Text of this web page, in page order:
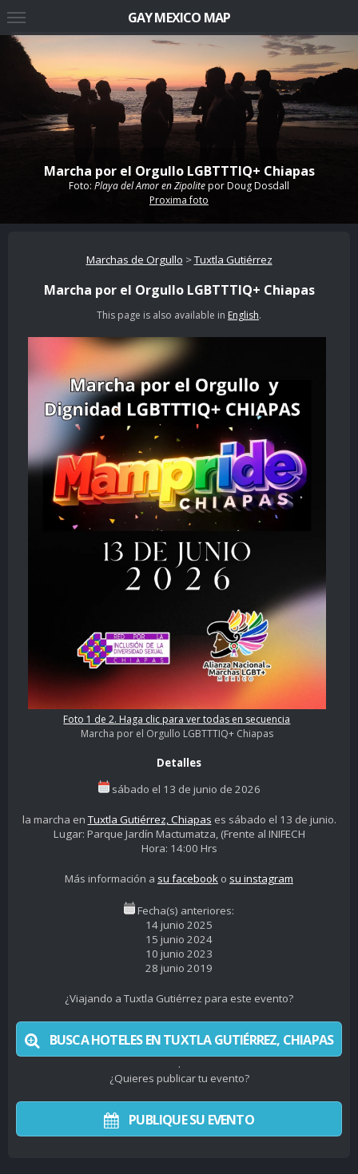
Marcha por el Orgullo LGBTTTIQ+ Chiapas
Foto: Playa del Amor en ZipoliteporDoug Dosdall
Proxima foto
Marchas de Orgullo >Tuxtla Gutiérrez
Marcha por el Orgullo LGBTTTIQ+ Chiapas
This page is also available in English.
Foto 1 de 2. Haga clic para ver todas en secuencia
Marcha por el Orgullo LGBTTTIQ+ Chiapas
Detalles
sábado el 13 de junio de 2026
la marcha enTuxtla Gutiérrez, Chiapas es sábado el 13 de junio.
Lugar: Parque Jardín Mactumatza, (Frente al INIFECH
Hora: 14:00 Hrs
Más información a su facebook o su instagram
Fecha(s) anteriores:
14 junio 2025
15 junio 2024
10 junio 2023
28 junio 2019
¿Viajando a Tuxtla Gutiérrez para este evento?
BUSCA HOTELES EN TUXTLA GUTIÉRREZ, CHIAPAS
.
¿Quieres publicar tu evento?
PUBLIQUE SU EVENTO
GAY MEXICO MAP